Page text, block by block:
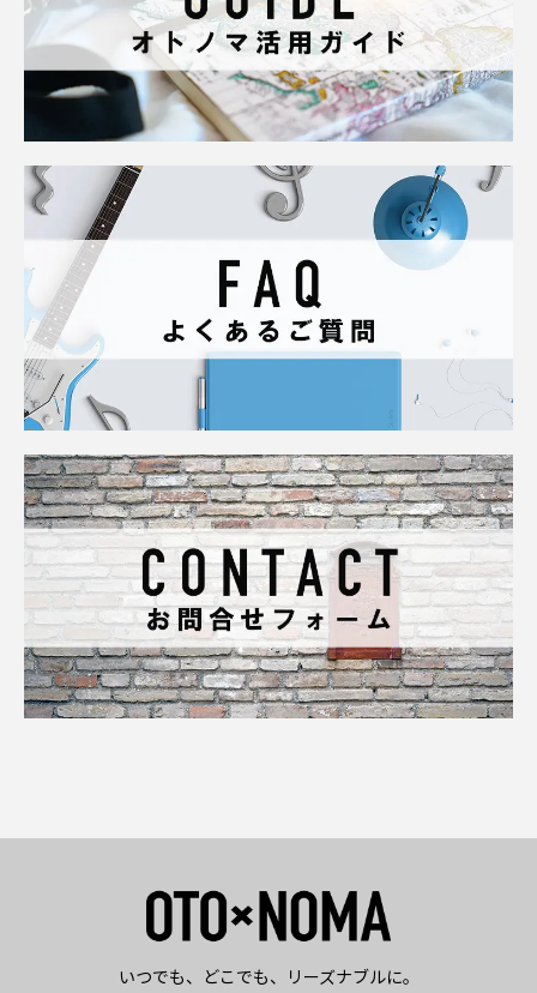
いつでも、どこでも、リーズナブルに。